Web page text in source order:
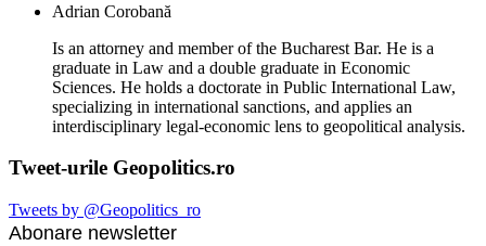
Adrian Corobană
Is an attorney and member of the Bucharest Bar. He is a
graduate in Law and a double graduate in Economic
Sciences. He holds a doctorate in Public International Law,
specializing in international sanctions, and applies an
interdisciplinary legal-economic lens to geopolitical analysis.
Tweet-urile Geopolitics.ro
Tweets by @Geopolitics_ro
Abonare newsletter